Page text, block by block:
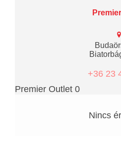
+36 23
Premier Outlet 0
Nincs